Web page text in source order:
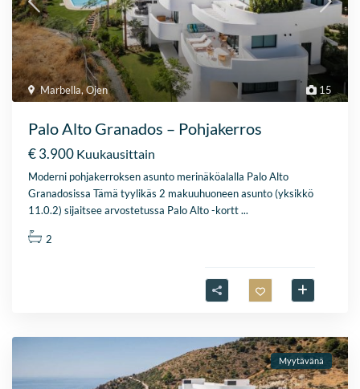
15
Marbella,Ojen
Palo Alto Granados – Pohjakerros
€ 3.900 Kuukausittain
Moderni pohjakerroksen asunto merinäköalalla Palo Alto
Granadosissa Tämä tyylikäs 2 makuuhuoneen asunto (yksikkö
11.0.2) sijaitsee arvostetussa Palo Alto -kortt...
2
Myytävänä